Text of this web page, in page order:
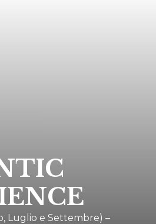
Luglio e Settembre) –